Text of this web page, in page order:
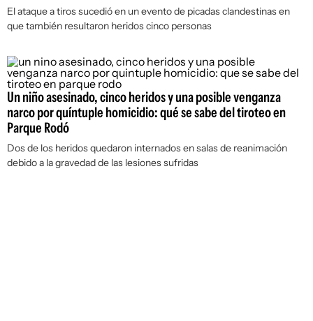
El ataque a tiros sucedió en un evento de picadas clandestinas en
que también resultaron heridos cinco personas
Un niño asesinado, cinco heridos y una posible venganza
narco por quíntuple homicidio: qué se sabe del tiroteo en
Parque Rodó
Dos de los heridos quedaron internados en salas de reanimación
debido a la gravedad de las lesiones sufridas